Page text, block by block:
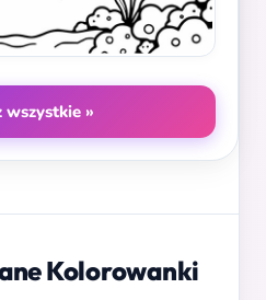
wszystkie »
Kolorowanki